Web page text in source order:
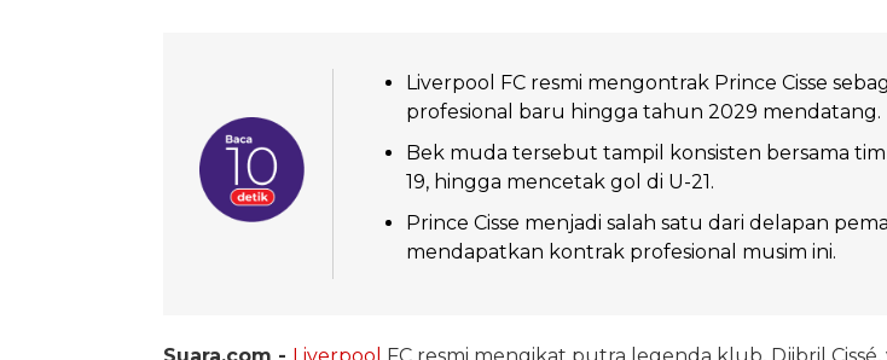
Liverpool FC resmi mengontrak Prince Cisse
profesional baru hingga tahun 2029 mendatang.
Bek muda tersebut tampil konsisten bersama tim
19, hingga mencetak gol di U-21.
Prince Cisse menjadi salah satu dari delapan
mendapatkan kontrak profesional musim ini.
Suara.com - Liverpool FC resmi mengikat putra legenda klub, Djibril Cissé,